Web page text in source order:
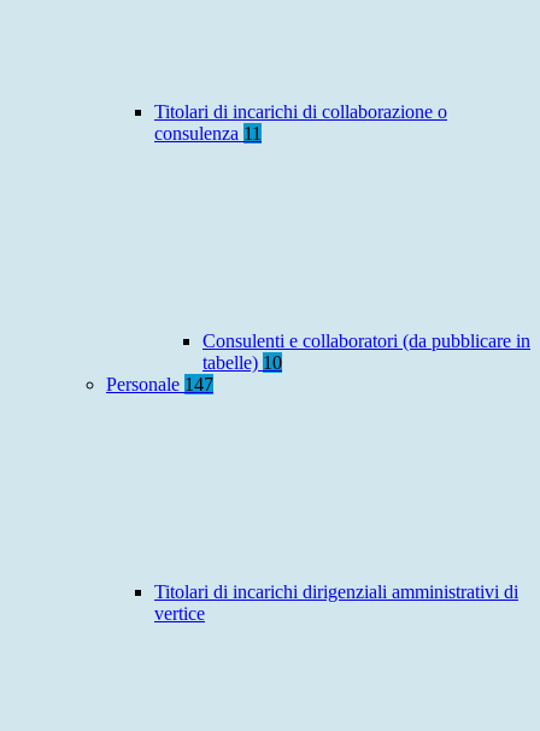
Titolari di incarichi di collaborazione o
consulenza 11
Consulenti e collaboratori (da pubblicare in
tabelle) 10
Personale 147
Titolari di incarichi dirigenziali amministrativi di
vertice